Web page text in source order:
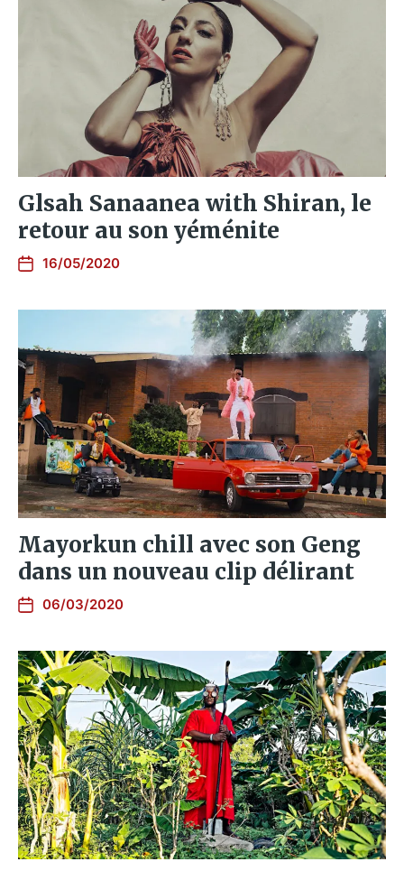
Glsah Sanaanea with Shiran, le
retour au son yéménite
16/05/2020
Mayorkun chill avec son Geng
dans un nouveau clip délirant
06/03/2020